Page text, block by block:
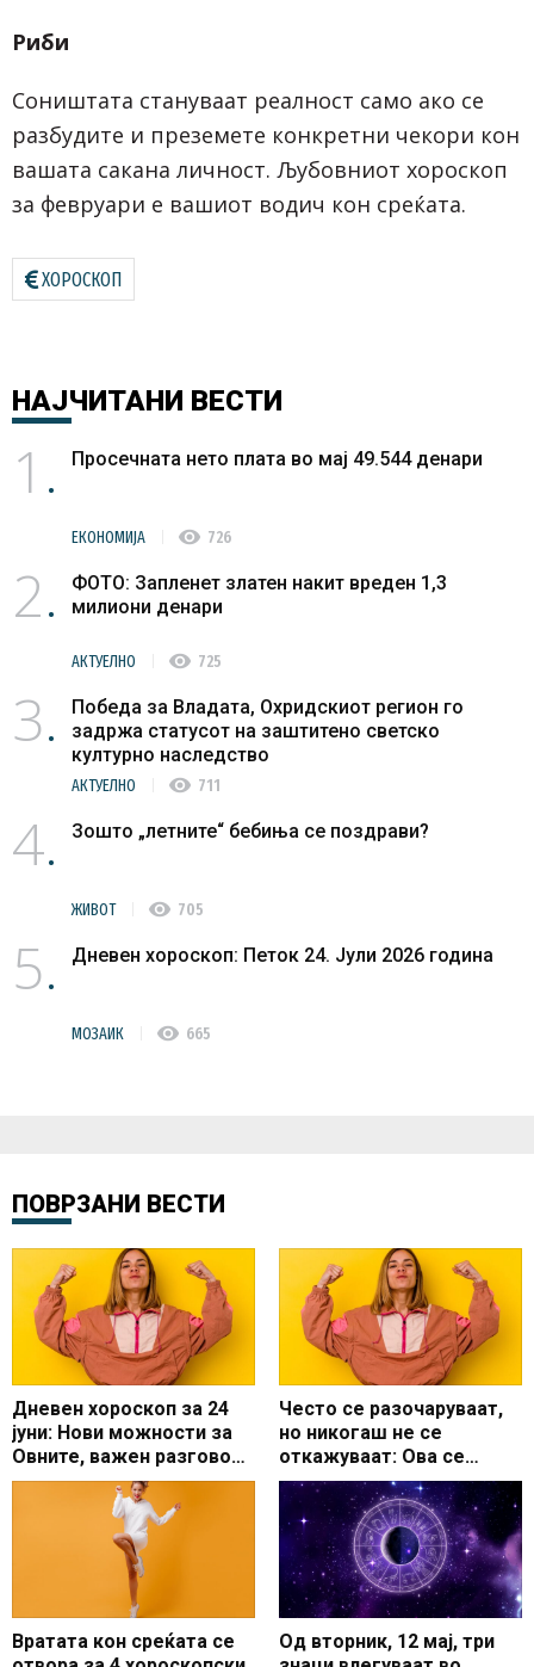
Риби
Соништата стануваат реалност само ако се
разбудите и преземете конкретни чекори кон
вашата сакана личност. Љубовниот хороскоп
за февруари е вашиот водич кон среќата.
ХОРОСКОП
НАЈЧИТАНИ ВЕСТИ
1 Просечната нето плата во мај 49.544 денари
ЕКОНОМИЈА visibility 726
2
ФОТО: Запленет златен накит вреден 1,3
милиони денари
АКТУЕЛНО visibility 725
3
Победа за Владата, Охридскиот регион го
задржа статусот на заштитено светско
културно наследство
АКТУЕЛНО visibility 711
4 Зошто „летните“ бебиња се поздрави?
ЖИВОТ visibility 705
5 Дневен хороскоп: Петок 24. Јули 2026 година
МОЗАИК visibility 665
ПОВРЗАНИ ВЕСТИ
Дневен хороскоп за 24
јуни: Нови можности за
Овните, важен разговор
за Вагите
Често се разочаруваат,
но никогаш не се
откажуваат: Ова се
најупорните хороскопски
знаци
Вратата кон среќата се
Од вторник, 12 мај, три